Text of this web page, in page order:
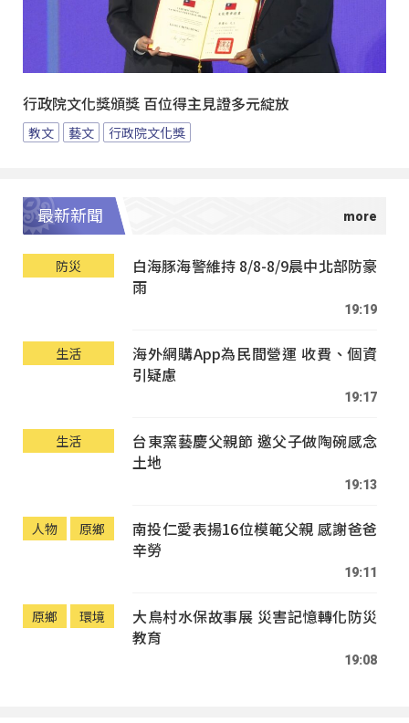
行政院文化獎頒獎 百位得主見證多元綻放
教文 藝文 行政院文化獎
最新新聞
防災
白海豚海警維持 8/8-8/9晨中北部防豪
雨
19:19
生活
海外網購App為民間營運 收費、個資
引疑慮
19:17
生活
台東窯藝慶父親節 邀父子做陶碗感念
土地
19:13
人物 原鄉
南投仁愛表揚16位模範父親 感謝爸爸
辛勞
19:11
原鄉 環境
大鳥村水保故事展 災害記憶轉化防災
教育
19:08